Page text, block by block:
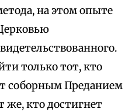
на этом опыте
только тот, кто
соборным Преданием
кто достигнет